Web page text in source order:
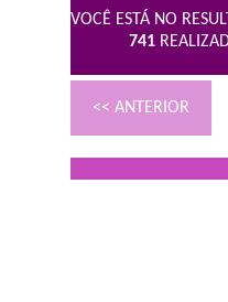
VOCÊ ESTÁ NO
741
<< ANTERIOR